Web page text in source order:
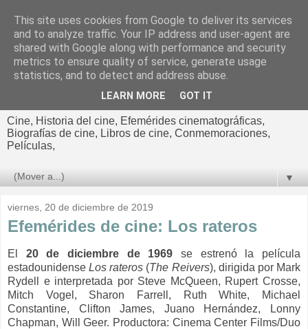
El cultural
cinematográfico de Jorge
Cine, Historia del cine, Efemérides cinematográficas,
Biografías de cine, Libros de cine, Conmemoraciones,
Películas,
▼
viernes, 20 de diciembre de 2019
Efemérides de cine: Los rateros
El 20 de diciembre de 1969 se estrenó la película
estadounidenseLos rateros (The Reivers), dirigida por Mark
Rydell e interpretada por Steve McQueen, Rupert Crosse,
Mitch Vogel, Sharon Farrell, Ruth White, Michael
Constantine, Clifton James, Juano Hernández, Lonny
Chapman, Will Geer. Productora: Cinema Center Films/Duo
This site uses cookies from Google to deliver its services
and to analyze traffic. Your IP address and user-agent are
shared with Google along with performance and security
metrics to ensure quality of service, generate usage
statistics, and to detect and address abuse.
LEARN MORE GOT IT